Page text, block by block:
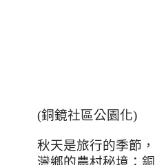
(銅鏡社區公園化)
秋天是旅行的季節
灣鄉的農村秘境：